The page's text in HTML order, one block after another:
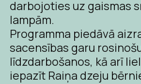
darbojoties uz gaismas
lampām.
Programma piedāvā
sacensības garu
līdzdarbošanos, kā arī
iepazīt Raiņa dzeju